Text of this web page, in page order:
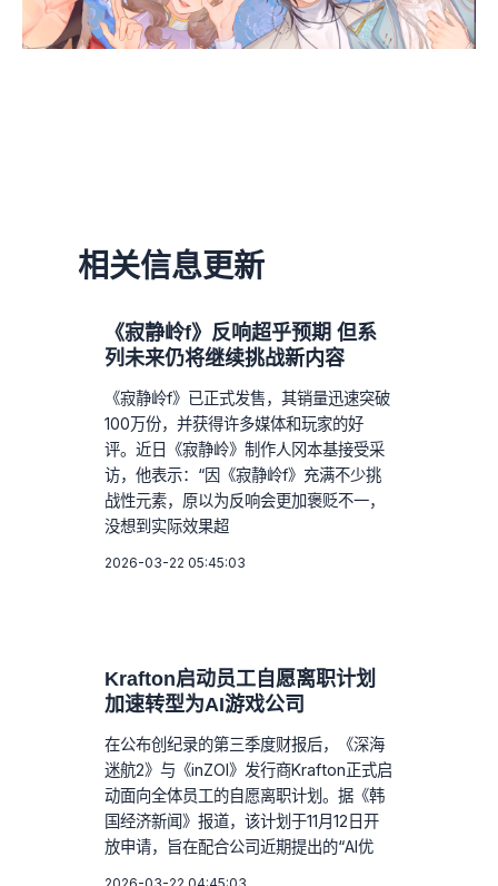
相关信息更新
《寂静岭f》反响超乎预期 但系
列未来仍将继续挑战新内容
《寂静岭f》已正式发售，其销量迅速突破
100万份，并获得许多媒体和玩家的好
评。近日《寂静岭》制作人冈本基接受采
访，他表示：“因《寂静岭f》充满不少挑
战性元素，原以为反响会更加褒贬不一，
没想到实际效果超
2026-03-22 05:45:03
Krafton启动员工自愿离职计划
加速转型为AI游戏公司
在公布创纪录的第三季度财报后，《深海
迷航2》与《inZOI》发行商Krafton正式启
动面向全体员工的自愿离职计划。据《韩
国经济新闻》报道，该计划于11月12日开
放申请，旨在配合公司近期提出的“AI优